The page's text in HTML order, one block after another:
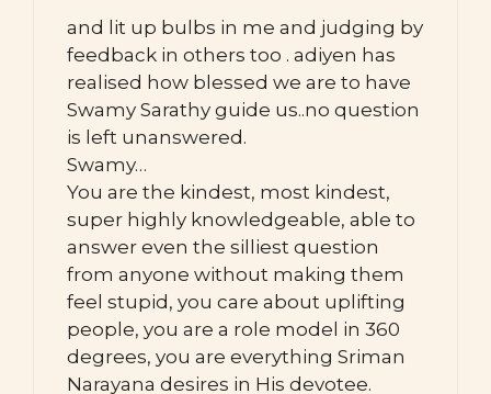
and lit up bulbs in me and judging by
feedback in others too . adiyen has
realised how blessed we are to have
Swamy Sarathy guide us..no question
is left unanswered.
Swamy…
You are the kindest, most kindest,
super highly knowledgeable, able to
answer even the silliest question
from anyone without making them
feel stupid, you care about uplifting
people, you are a role model in 360
degrees, you are everything Sriman
Narayana desires in His devotee.